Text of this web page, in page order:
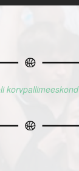
korvpallimeeskond